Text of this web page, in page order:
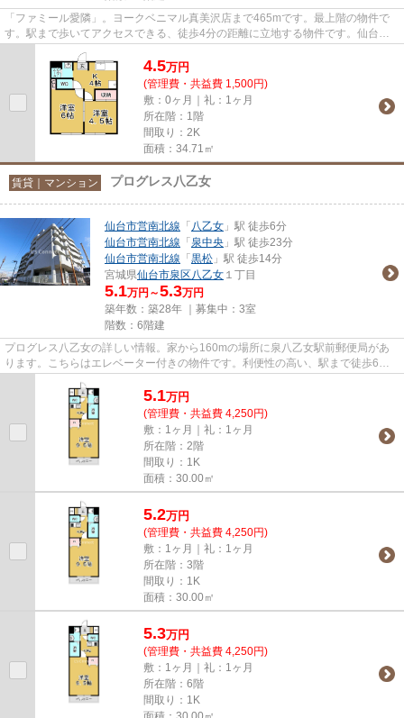
「ファミール愛隣」。ヨークベニマル真美沢店まで465mです。最上階の物件で
す。駅まで歩いてアクセスできる、徒歩4分の距離に立地する物件です。仙台市
4.5万円
(管理費・共益費 1,500円)
敷：0ヶ月｜礼：1ヶ月
所在階：1階
間取り：2K
面積：34.71㎡
賃貸｜マンション プログレス八乙女
仙台市営南北線 「 八乙女 」駅 徒歩6分
仙台市営南北線 「 泉中央 」駅 徒歩23分
仙台市営南北線 「 黒松 」駅 徒歩14分
宮城県仙台市泉区八乙女 １丁目
5.1万円～5.3万円
築年数：築28年 ｜募集中： 3室
階数：6階建
プログレス八乙女の詳しい情報。家から160mの場所に泉八乙女駅前郵便局があ
ります。こちらはエレベーター付きの物件です。利便性の高い、駅まで徒歩6分
5.1万円
(管理費・共益費 4,250円)
敷：1ヶ月｜礼：1ヶ月
所在階：2階
間取り：1K
面積：30.00㎡
5.2万円
(管理費・共益費 4,250円)
敷：1ヶ月｜礼：1ヶ月
所在階：3階
間取り：1K
面積：30.00㎡
5.3万円
(管理費・共益費 4,250円)
敷：1ヶ月｜礼：1ヶ月
所在階：6階
間取り：1K